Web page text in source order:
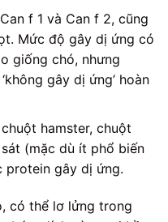
f 1 và Can f 2, cũng
Mức độ gây dị ứng có
giống chó, nhưng
gây dị ứng’ hoàn
hamster, chuột
(mặc dù ít phổ biến
protein gây dị ứng.
có thể lơ lửng trong